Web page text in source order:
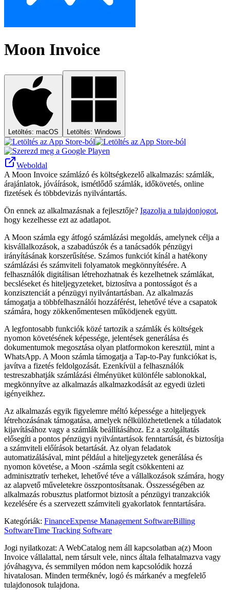
Moon Invoice
Letöltés: macOS Letöltés: Windows
Weboldal
A Moon Invoice számlázó és költségkezelő alkalmazás: számlák,
árajánlatok, jóváírások, ismétlődő számlák, időkövetés, online
fizetések és többdevizás nyilvántartás.
Ön ennek az alkalmazásnak a fejlesztője? Igazolja a tulajdonjogot,
hogy kezelhesse ezt az adatlapot.
A Moon számla egy átfogó számlázási megoldás, amelynek célja a
kisvállalkozások, a szabadúszók és a tanácsadók pénzügyi
irányításának korszerűsítése. Számos funkciót kínál a hatékony
számlázási és számviteli folyamatok megkönnyítésére. A
felhasználók digitálisan létrehozhatnak és kezelhetnek számlákat,
becsléseket és hiteljegyzeteket, biztosítva a pontosságot és a
konzisztenciát a pénzügyi nyilvántartásban. Az alkalmazás
támogatja a többfelhasználói hozzáférést, lehetővé téve a csapatok
számára, hogy zökkenőmentesen működjenek együtt.
A legfontosabb funkciók közé tartozik a számlák és költségek
nyomon követésének képessége, jelentések generálása és
dokumentumok megosztása olyan platformokon keresztül, mint a
WhatsApp. A Moon számla támogatja a Tap-to-Pay funkciókat is,
javítva a fizetés feldolgozását. Ezenkívül a felhasználók
testreszabhatják számlázási élményüket különféle sablonokkal,
megkönnyítve az alkalmazás alkalmazkodását az egyedi üzleti
igényeikhez.
Az alkalmazás egyik figyelemre méltó képessége a hiteljegyek
létrehozásának támogatása, amelyek nélkülözhetetlenek a túladatok
kijavításához vagy a számlák beállításához. Ez a szolgáltatás
elősegíti a pontos pénzügyi nyilvántartások fenntartását, és biztosítja
a számviteli előírások betartását. Az olyan feladatok
automatizálásával, mint például a hiteljegyzetek generálása és
nyomon követése, a Moon -számla segít csökkenteni az
adminisztratív terheket, lehetővé téve a vállalkozások számára, hogy
az alapvető műveletekre összpontosítsanak. Összességében az
alkalmazás robusztus platformot biztosít a pénzügyi tranzakciók
kezelésére és a szervezett számviteli gyakorlatok fenntartására.
Kategóriák: FinanceExpense Management SoftwareBilling
SoftwareTime Tracking Software
Jogi nyilatkozat: A WebCatalog nem áll kapcsolatban a(z) Moon
Invoice vállalattal, nem társult vele, nincs általa felhatalmazva vagy
jóváhagyva, és semmilyen módon nem kapcsolódik hozzá
hivatalosan. Minden terméknév, logó és márkanév a megfelelő
tulajdonosok tulajdona.